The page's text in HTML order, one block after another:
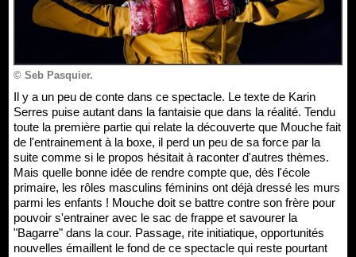
© Seb Pasquier.
Il y a un peu de conte dans ce spectacle. Le texte de Karin
Serres puise autant dans la fantaisie que dans la réalité. Tendu
toute la première partie qui relate la découverte que Mouche fait
de l'entrainement à la boxe, il perd un peu de sa force par la
suite comme si le propos hésitait à raconter d'autres thèmes.
Mais quelle bonne idée de rendre compte que, dès l'école
primaire, les rôles masculins féminins ont déjà dressé les murs
parmi les enfants ! Mouche doit se battre contre son frère pour
pouvoir s'entrainer avec le sac de frappe et savourer la
"Bagarre" dans la cour. Passage, rite initiatique, opportunités
nouvelles émaillent le fond de ce spectacle qui reste pourtant